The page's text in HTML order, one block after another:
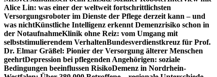
Alice Lin: was einer der weltweit fortschrittlichsten
Versorgungsroboter im Dienste der Pflege derzeit kann – und
was nichtKünstliche Intelligenz erkennt Demenzrisiko schon in
der NotaufnahmeKlinik ohne Reiz: vom Umgang mit
selbststimulierendem VerhaltenBundesverdienstkreuz für Prof.
Dr. Elmar Gräßel: Pionier der Versorgung älterer Menschen
geehrtDepression bei pflegenden Angehörigen: soziale
Bedingungen beeinflussen RisikoDemenz in Nordrhein-